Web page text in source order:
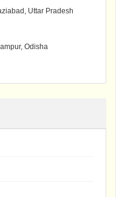
Uttar Pradesh
Odisha